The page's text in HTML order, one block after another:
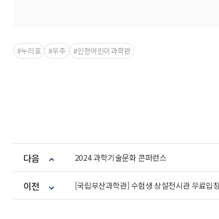
#누리호 #우주 #인천어린이과학관
다음 2024 과학기술문화 콘퍼런스
이전 [국립부산과학관] 수험생 상설전시관 무료입